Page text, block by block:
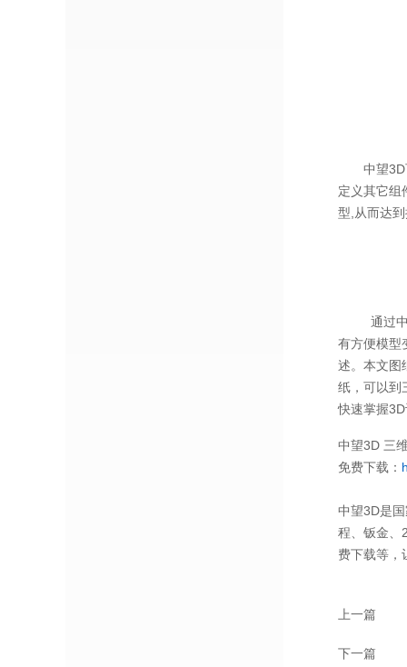
中望3D可
定义其它组
型,从而达
通过中望
有方便模型
述。本文图
纸，可以到
快速掌握
中望3D 三
免费下载：
中望3D是
程、钣金、
费下载等，
上一篇
下一篇